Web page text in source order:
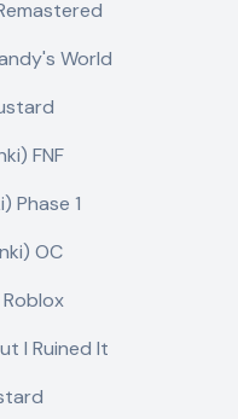
World
FNF
Phase 1
OC
I Ruined It